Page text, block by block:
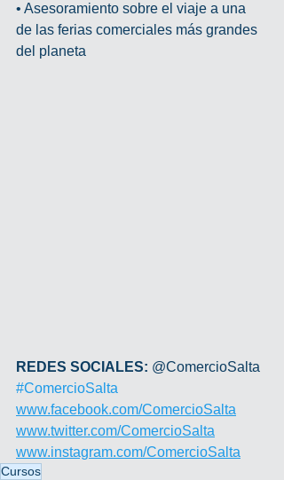
• Asesoramiento sobre el viaje a una
de las ferias comerciales más grandes
del planeta
REDES SOCIALES: @ComercioSalta
#ComercioSalta
www.facebook.com/ComercioSalta
www.twitter.com/ComercioSalta
www.instagram.com/ComercioSalta
Cursos